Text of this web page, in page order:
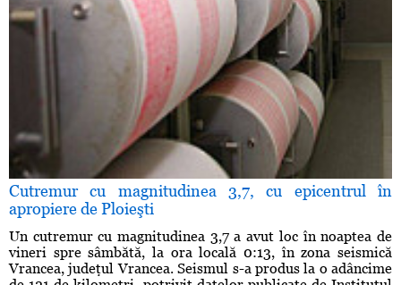
Cutremur cu magnitudinea 3,7, cu epicentrul în
apropiere de Ploieşti
Un cutremur cu magnitudinea 3,7 a avut loc în noaptea de
vineri spre sâmbătă, la ora locală 0:13, în zona seismică
Vrancea, judeţul Vrancea. Seismul s-a produs la o adâncime